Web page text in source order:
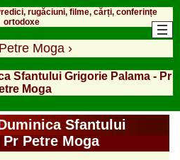
rugăciuni, filme, cărți, conferințe
ortodoxe
Moga ›
Sfantului Grigorie Palama - Pr
Moga
Sfantului
Petre Moga